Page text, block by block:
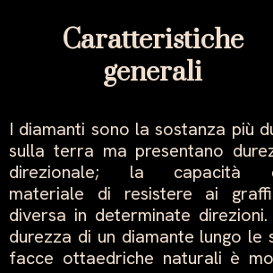
Caratteristiche
generali
I diamanti sono la sostanza più
sulla terra ma presentano
direzionale; la capacità
materiale di resistere ai
diversa in determinate
durezza di un diamante lungo le
facce ottaedriche naturali è